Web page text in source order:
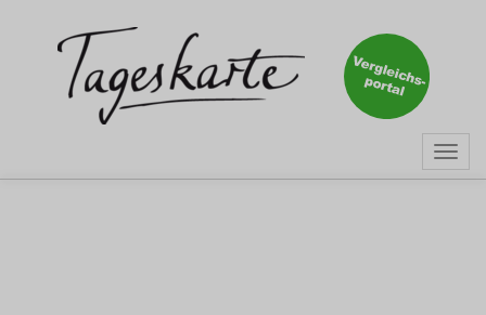
Keine Nachricht mehr
verpassen!